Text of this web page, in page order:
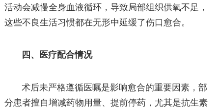
活动会减慢全身血液循环，导致局部组织供氧不足，
这些不良生活习惯都在无形中延缓了伤口愈合。
四、医疗配合情况
术后未严格遵循医嘱是影响愈合的重要因素，部
分患者擅自增减药物用量、提前停药，尤其是抗生素